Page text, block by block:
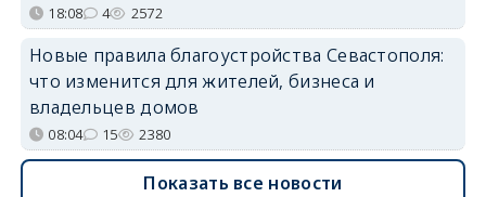
18:08 4 2572
Новые правила благоустройства Севастополя:
что изменится для жителей, бизнеса и
владельцев домов
08:04 15 2380
Показать все новости